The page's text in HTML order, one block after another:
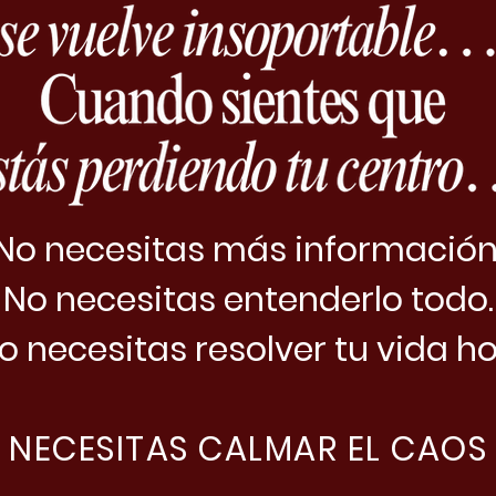
necesitas más
No necesitas entenderlo todo.
necesitas resolver tu vida
NECESITAS CALMAR EL CAOS